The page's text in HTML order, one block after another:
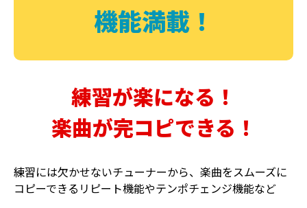
DELAY PHASER
機能満載！
練習が楽になる！
楽曲が完コピできる！
練習には欠かせないチューナーから、楽曲をスムーズに
コピーできるリピート機能やテンポチェンジ機能など